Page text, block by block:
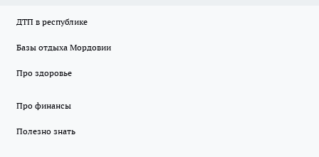
ДТП в республике
Базы отдыха Мордовии
Про здоровье
Про финансы
Полезно знать